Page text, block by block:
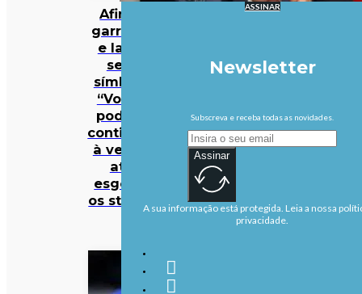
Afinal,
garrafas
e latas
sem
símbolo
“Volta”
podem
continuar
à venda
até
esgotar
os stocks
ASSINAR
Newsletter
Subscreva e receba todas as novidades.
Assinar
A sua informação está protegida. Leia a nossa
privacidade.